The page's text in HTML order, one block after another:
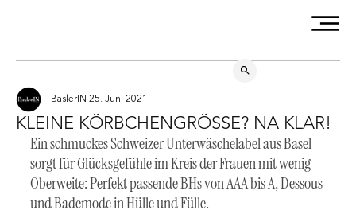
KLEINE KÖRBCHENGRÖSSE? NA KLAR!
BaslerIN 25. Juni 2021
Ein schmuckes Schweizer Unterwäschelabel aus Basel
sorgt für Glücksgefühle im Kreis der Frauen mit wenig
Oberweite: Perfekt passende BHs von AAA bis A, Dessous
und Bademode in Hülle und Fülle.